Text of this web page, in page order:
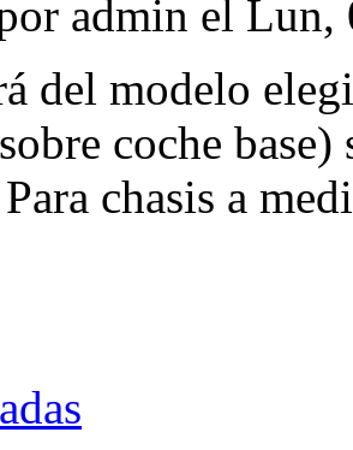
admin el Lun,
del modelo
coche base)
Para chasis a